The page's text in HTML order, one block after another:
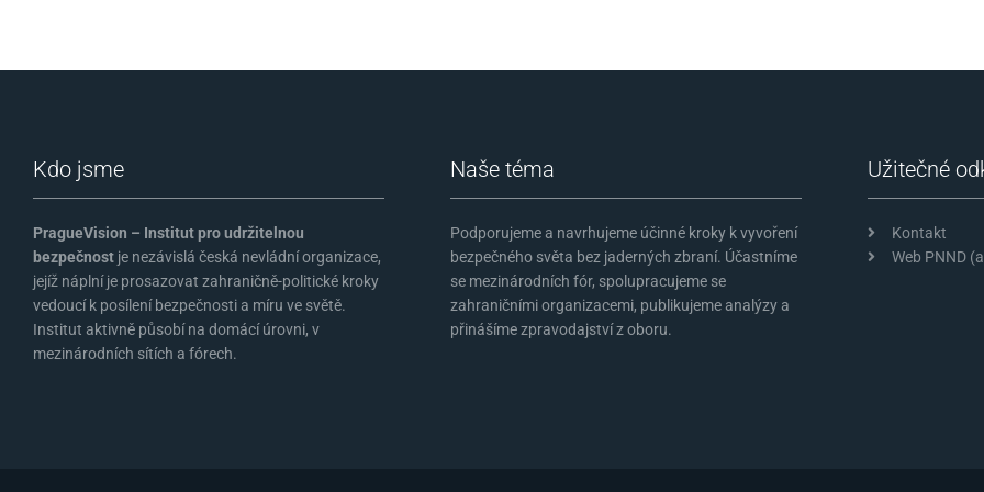
Kdo jsme
PragueVision – Institut pro udržitelnou
bezpečnost je nezávislá česká nevládní organizace,
jejíž náplní je prosazovat zahraničně-politické kroky
vedoucí k posílení bezpečnosti a míru ve světě.
Institut aktivně působí na domácí úrovni, v
mezinárodních sítích a fórech.
Naše téma
Podporujeme a navrhujeme účinné kroky k vyvoření
bezpečného světa bez jaderných zbraní. Účastníme
se mezinárodních fór, spolupracujeme se
zahraničními organizacemi, publikujeme analýzy a
přinášíme zpravodajství z oboru.
Užitečné
Kontakt
Web PNND